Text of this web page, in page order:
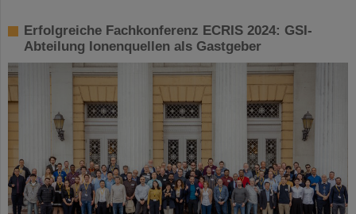
Erfolgreiche Fachkonferenz ECRIS 2024: GSI-
Abteilung Ionenquellen als Gastgeber